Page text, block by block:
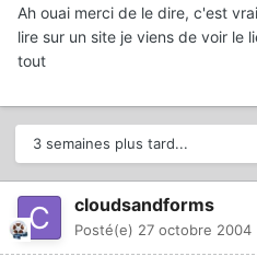
Ah ouai merci de le dire, c'est
lire sur un site je viens de voir le
tout
3 semaines plus tard...
cloudsandforms
Posté(e) 27 octobre 2004